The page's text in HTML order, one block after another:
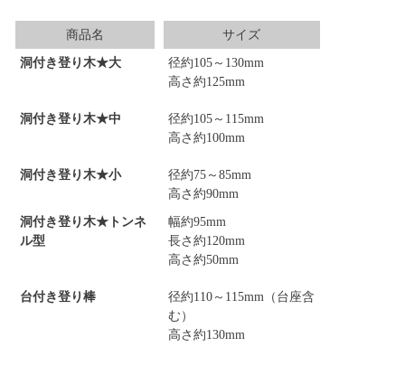
商品名 サイズ
洞付き登り木★大
径約105～130mm
高さ約125mm
洞付き登り木★中
径約105～115mm
高さ約100mm
洞付き登り木★小
径約75～85mm
高さ約90mm
洞付き登り木★トンネ
ル型
幅約95mm
長さ約120mm
高さ約50mm
台付き登り棒
径約110～115mm（台座含
む）
高さ約130mm